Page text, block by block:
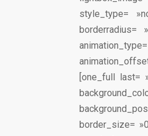
style_type=
[one_full last=
border_size=